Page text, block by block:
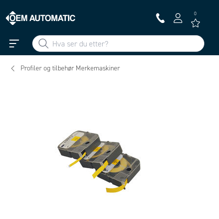
0
Profiler og tilbehør Merkemaskiner